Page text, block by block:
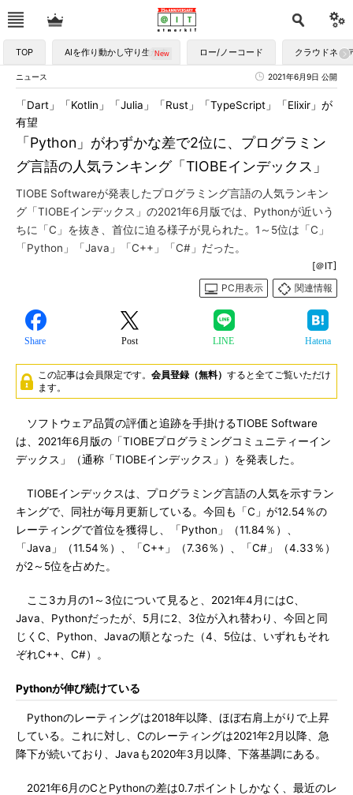
TOP AIを作り動かし守り生かす ロー/ノーコード クラウドネイ
ニュース 2021年6月9日 公開
「Python」がわずかな差で2位に、プログラミン
グ言語の人気ランキング「TIOBEインデックス」
「Dart」「Kotlin」「Julia」「Rust」「TypeScript」「Elixir」が
有望
TIOBE Softwareが発表したプログラミング言語の人気ランキン
グ「TIOBEインデックス」の2021年6月版では、Pythonが近いう
ちに「C」を抜き、首位に迫る様子が見られた。1～5位は「C」
「Python」「Java」「C++」「C#」だった。
[＠IT]
PC用表示
関連情報
Share Post LINE Hatena
この記事は会員限定です。 会員登録（無料） すると全てご覧いただけ
ます。
ソフトウェア品質の評価と追跡を手掛けるTIOBE Software
は、2021年6月版の「TIOBEプログラミングコミュニティーイン
デックス」（通称「TIOBEインデックス」）を発表した。
TIOBEインデックスは、プログラミング言語の人気を示すラン
キングで、同社が毎月更新している。今回も「C」が12.54％の
レーティングで首位を獲得し、「Python」（11.84％）、
「Java」（11.54％）、「C++」（7.36％）、「C#」（4.33％）
が2～5位を占めた。
ここ3カ月の1～3位について見ると、2021年4月にはC、
Java、Pythonだったが、5月に2、3位が入れ替わり、今回と同
じくC、Python、Javaの順となった（4、5位は、いずれもそれ
ぞれC++、C#）。
Pythonが伸び続けている
Pythonのレーティングは2018年以降、ほぼ右肩上がりで上昇
している。これに対し、Cのレーティングは2021年2月以降、急
降下が続いており、Javaも2020年3月以降、下落基調にある。
2021年6月のCとPythonの差は0.7ポイントしかなく、最近のレ